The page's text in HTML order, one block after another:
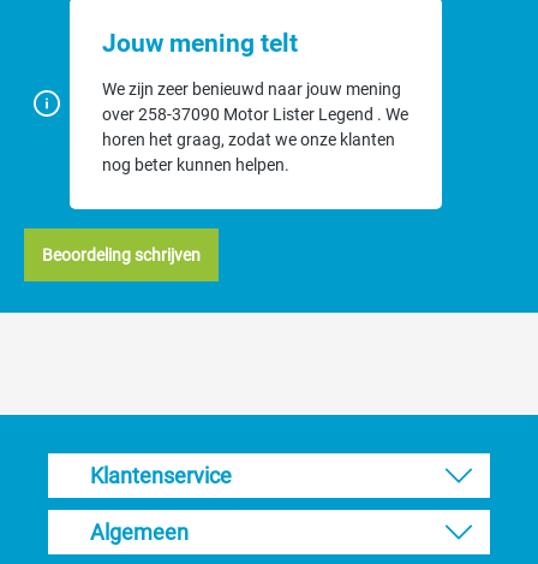
Jouw mening telt
We zijn zeer benieuwd naar jouw mening
over 258-37090 Motor Lister Legend . We
horen het graag, zodat we onze klanten
nog beter kunnen helpen.
Beoordeling schrijven
Klantenservice
Algemeen